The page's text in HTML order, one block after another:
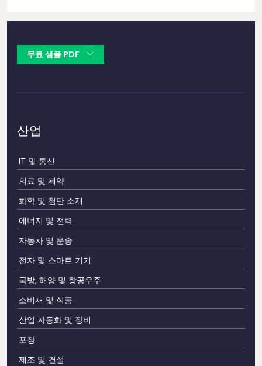
무료 샘플 PDF
산업
IT 및 통신
의료 및 제약
화학 및 첨단 소재
에너지 및 전력
자동차 및 운송
전자 및 스마트 기기
국방, 해양 및 항공우주
소비재 및 식품
산업 자동화 및 장비
포장
제조 및 건설